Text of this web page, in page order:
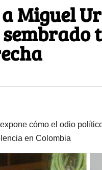
Miguel
cómo el odio
en Colombia